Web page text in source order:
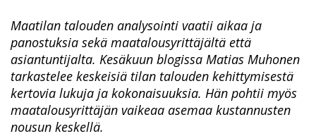
Maatilan talouden analysointi vaatii aikaa ja
panostuksia sekä maatalousyrittäjältä että
asiantuntijalta. Kesäkuun blogissa Matias Muhonen
tarkastelee keskeisiä tilan talouden kehittymisestä
kertovia lukuja ja kokonaisuuksia. Hän pohtii myös
maatalousyrittäjän vaikeaa asemaa kustannusten
nousun keskellä.